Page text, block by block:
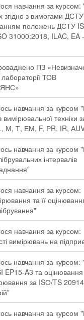
навчання за курсом:
згідно з вимогами
положень ДСТУ
31000:2018, ILAC, EA -
ПЗ
ТОВ
навчання за курсом
вимірювальної техніки
М, Т, ЕМ, F, РR, ІR,
навчання за курсом
інтервалів
навчання за курсом:
та її
навчання за курсом:
вимірювань на
навчання за курсом:
EP15-A3 та оцінювання
за ISО/TS
навчання за курсом